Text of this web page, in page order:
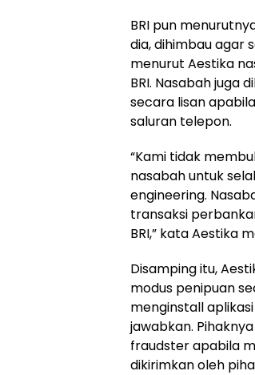
BRI pun
dia, dihimbau agar
menurut Aestika
BRI. Nasabah
secara lisan
saluran telepon.
“Kami tidak
nasabah untuk
engineering.
transaksi
BRI,” kata Aestika
Disamping itu,
modus penipuan
menginstall
jawabkan.
fraudster apabila
dikirimkan oleh